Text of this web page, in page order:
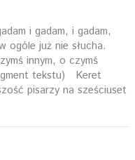
i gadam, i gadam,
ogóle już nie słucha.
innym, o czymś
tekstu) Keret
pisarzy na sześciuset